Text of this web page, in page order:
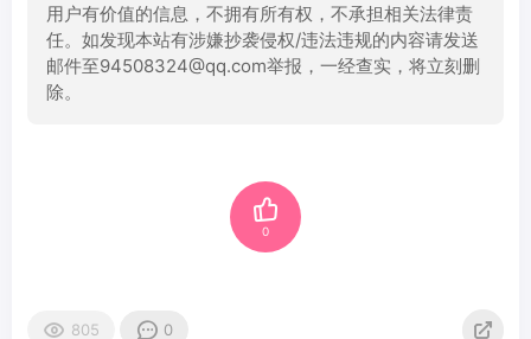
用户有价值的信息，不拥有所有权，不承担相关法律责
任。如发现本站有涉嫌抄袭侵权/违法违规的内容请发送
邮件至94508324@qq.com举报，一经查实，将立刻删
除。
0
805 0